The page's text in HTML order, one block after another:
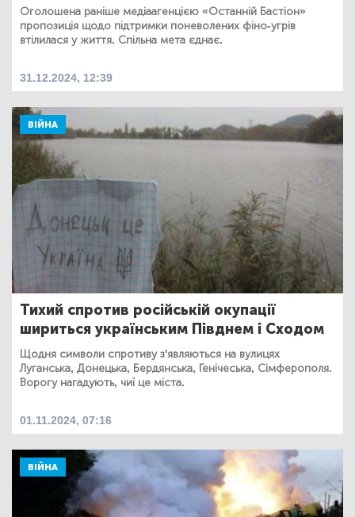
Оголошена раніше медіаагенцією «Останній Бастіон»
пропозиція щодо підтримки поневолених фіно-угрів
втілилася у життя. Спільна мета єднає.
31.12.2024, 12:39
ВІЙНА
Тихий спротив російській окупації
шириться українським Півднем і Сходом
Щодня символи спротиву з'являються на вулицях
Луганська, Донецька, Бердянська, Генічеська, Сімферополя.
Ворогу нагадують, чиї це міста.
01.11.2024, 07:16
ВІЙНА